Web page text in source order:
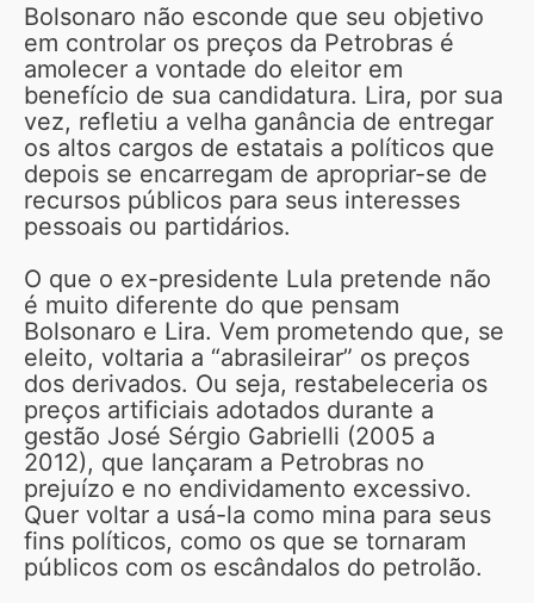
Bolsonaro não esconde que seu objetivo
em controlar os preços da Petrobras é
amolecer a vontade do eleitor em
benefício de sua candidatura. Lira, por sua
vez, refletiu a velha ganância de entregar
os altos cargos de estatais a políticos que
depois se encarregam de apropriar-se de
recursos públicos para seus interesses
pessoais ou partidários.
O que o ex-presidente Lula pretende não
é muito diferente do que pensam
Bolsonaro e Lira. Vem prometendo que, se
eleito, voltaria a “abrasileirar” os preços
dos derivados. Ou seja, restabeleceria os
preços artificiais adotados durante a
gestão José Sérgio Gabrielli (2005 a
2012), que lançaram a Petrobras no
prejuízo e no endividamento excessivo.
Quer voltar a usá-la como mina para seus
fins políticos, como os que se tornaram
públicos com os escândalos do petrolão.